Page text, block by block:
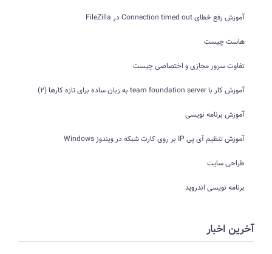
آموزش رفع خطای Connection timed out در FileZilla
هاست چیست
تفاوت سرور مجازی و اختصاصی چیست
آموزش کار با team foundation server به زبان ساده برای تازه کارها (2)
آموزش برنامه نویسی
آموزش تنظیم آی پی IP بر روی کارت شبکه در ویندوز Windows
طراحی سایت
برنامه نویسی اندروید
آخرین اخبار